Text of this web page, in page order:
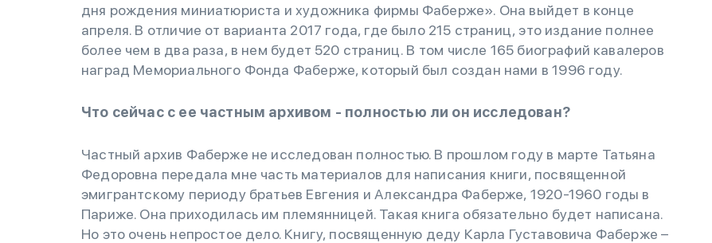
дня рождения миниатюриста и художника фирмы Фаберже». Она выйдет в конце
апреля. В отличие от варианта 2017 года, где было 215 страниц, это издание полнее
более чем в два раза, в нем будет 520 страниц. В том числе 165 биографий кавалеров
наград Мемориального Фонда Фаберже, который был создан нами в 1996 году.
Что сейчас с ее частным архивом - полностью ли он исследован?
Частный архив Фаберже не исследован полностью. В прошлом году в марте Татьяна
Федоровна передала мне часть материалов для написания книги, посвященной
эмигрантскому периоду братьев Евгения и Александра Фаберже, 1920-1960 годы в
Париже. Она приходилась им племянницей. Такая книга обязательно будет написана.
Но это очень непростое дело. Книгу, посвященную деду Карла Густавовича Фаберже –